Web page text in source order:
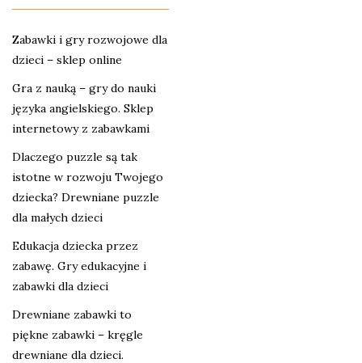
Zabawki i gry rozwojowe dla
dzieci – sklep online
Gra z nauką – gry do nauki
języka angielskiego. Sklep
internetowy z zabawkami
Dlaczego puzzle są tak
istotne w rozwoju Twojego
dziecka? Drewniane puzzle
dla małych dzieci
Edukacja dziecka przez
zabawę. Gry edukacyjne i
zabawki dla dzieci
Drewniane zabawki to
piękne zabawki – kręgle
drewniane dla dzieci.